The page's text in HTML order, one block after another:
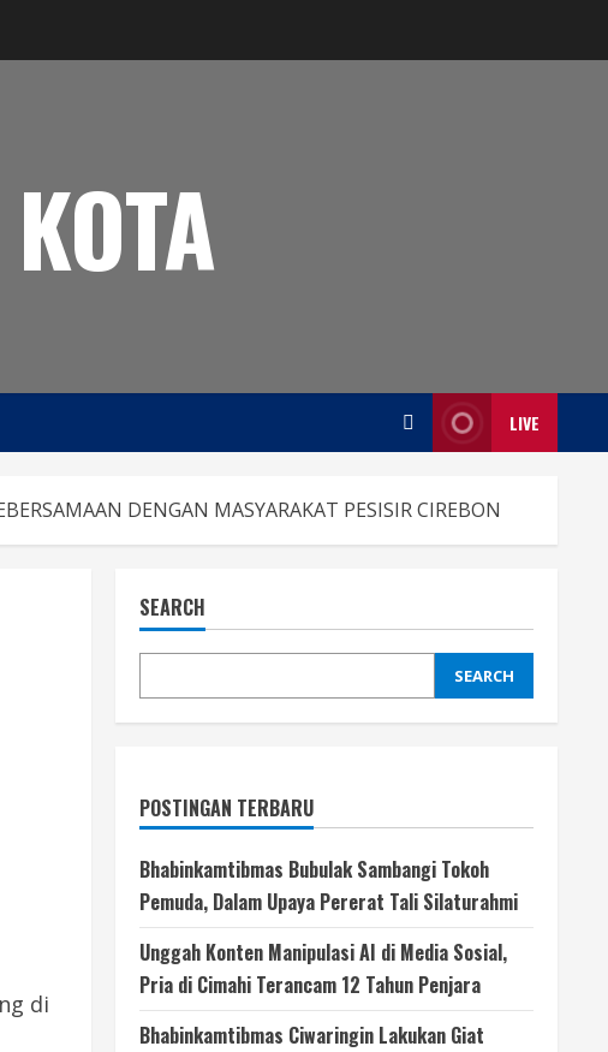
LIVE
DENGAN MASYARAKAT PESISIR CIREBON
di
SEARCH
SEARCH
POSTINGAN TERBARU
Bhabinkamtibmas Bubulak Sambangi Tokoh
Pemuda, Dalam Upaya Pererat Tali Silaturahmi
Unggah Konten Manipulasi AI di Media Sosial,
Pria di Cimahi Terancam 12 Tahun Penjara
Bhabinkamtibmas Ciwaringin Lakukan Giat